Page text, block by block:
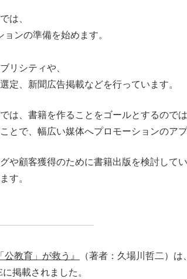
は、
ンの準備を始めます。
リシティや、
定、新聞広告掲載などを行っています。
は、書籍を作ることをゴールとするのでは
とで、幅広い媒体へプロモーションのア
や顧客獲得のために書籍出版を検討してい
す。
公教育」が救う』
（著者：久場川哲二）は、
掲載されました。